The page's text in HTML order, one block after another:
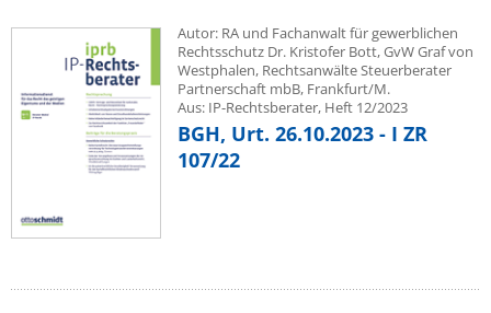
Autor: RA und Fachanwalt für gewerblichen
Rechtsschutz Dr. Kristofer Bott, GvW Graf von
Westphalen, Rechtsanwälte Steuerberater
Partnerschaft mbB, Frankfurt/M.
Aus: IP-Rechtsberater, Heft 12/2023
BGH, Urt. 26.10.2023 - I ZR
107/22